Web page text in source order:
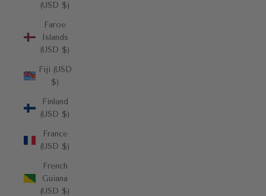
(USD $)
Faroe
Islands
(USD $)
Fiji (USD
$)
Finland
(USD $)
France
(USD $)
French
Guiana
(USD $)